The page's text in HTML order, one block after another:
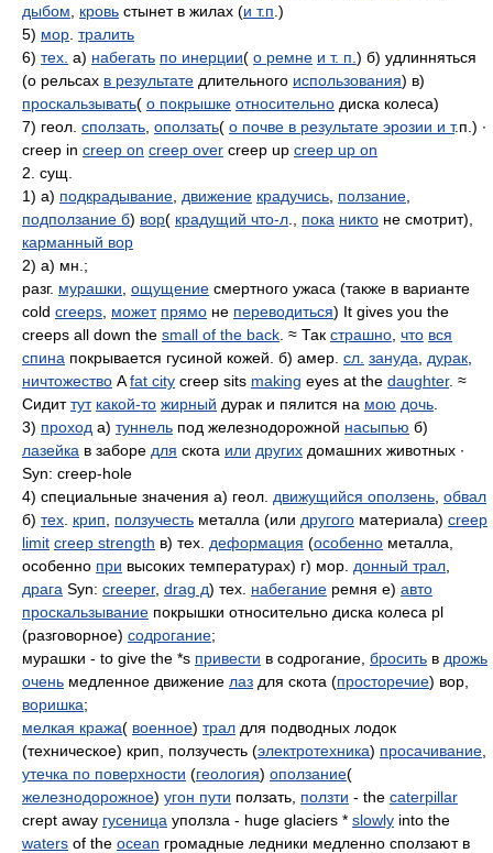
дыбом
кровь стынет в жилах (и т.п .)
5) мор тралить
6) тех. а) набегать по инерции( о ремне и т. п. ) б) удлинняться
(о рельсах в результате длительного использования) в)
проскальзывать( о покрышке относительно диска колеса)
7) геол. сползать оползать( о почве в результате эрозии и т.п.) ∙
creep in creep on creep over creep up creep up on
2. сущ.
1) а) подкрадывание движение крадучись ползание
подползание б) вор( крадущий что-л пока никто не смотрит),
карманный вор
2) а) мн.;
разг. мурашки ощущение смертного ужаса (также в варианте
cold creeps может прямо не переводиться) It gives you the
creeps all down the small of the back . ≈ Так страшно что вся
спина покрывается гусиной кожей. б) амер. сл. зануда дурак
ничтожество Afat city creep sits making eyes at the daughter. ≈
Сидиттут какой-то жирный дурак и пялится на мою дочь
3) проход а) туннель под железнодорожной насыпью б)
лазейка в заборе для скота или других домашних животных ∙
Syn: creep-hole
4) специальные значения а) геол. движущийся оползень обвал
б) тех крип ползучесть металла (или другого материала) creep
limit creep strength в) тех. деформация (особенно металла,
особенно при высоких температурах) г) мор. донный трал
драга Syn: creeper, drag д) тех. набегание ремня е) авто
проскальзывание покрышки относительно диска колеса pl
(разговорное) содрогание;
мурашки - to give the *s привести в содрогание, бросить в дрожь
очень медленное движение лаз для скота (просторечие) вор,
воришка;
мелкая кража( военное) трал для подводных лодок
(техническое) крип, ползучесть (электротехника) просачивание
утечка по поверхности (геология) оползание(
железнодорожное) угон пути ползать, ползти - the caterpillar
crept away гусеница уползла - huge glaciers * slowly into the
waters of the ocean громадные ледники медленно сползают в